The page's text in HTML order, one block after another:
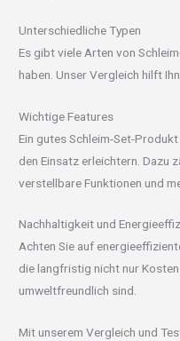
Unterschiedliche Typen
Es gibt viele Arten von
haben. Unser Vergleich hilft
Wichtige Features
Ein gutes Schleim-Set-
den Einsatz erleichtern. Dazu
verstellbare Funktionen und
Nachhaltigkeit und
Achten Sie auf
die langfristig nicht nur
umweltfreundlich sind.
Mit unserem Vergleich und